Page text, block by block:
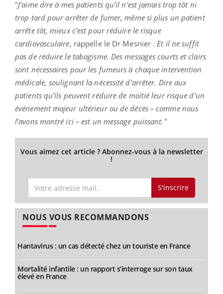
"J’aime dire à mes patients qu’il n’est jamais trop tôt ni
trop tard pour arrêter de fumer, même si plus un patient
arrête tôt, mieux c’est pour réduire le risque
cardiovasculaire, rappelle le Dr Mesnier . Et il ne suffit
pas de réduire le tabagisme. Des messages courts et clairs
sont nécessaires pour les fumeurs à chaque intervention
médicale, soulignant la nécessité d’arrêter. Dire aux
patients qu’ils peuvent réduire de moitié leur risque d’un
événement majeur ultérieur ou de décès – comme nous
l’avons montré ici – est un message puissant."
Vous aimez cet article ? Abonnez-vous à la newsletter
!
S'inscrire
NOUS VOUS RECOMMANDONS
Hantavirus : un cas détecté chez un touriste en France
Mortalité infantile : un rapport s’interroge sur son taux
élevé en France